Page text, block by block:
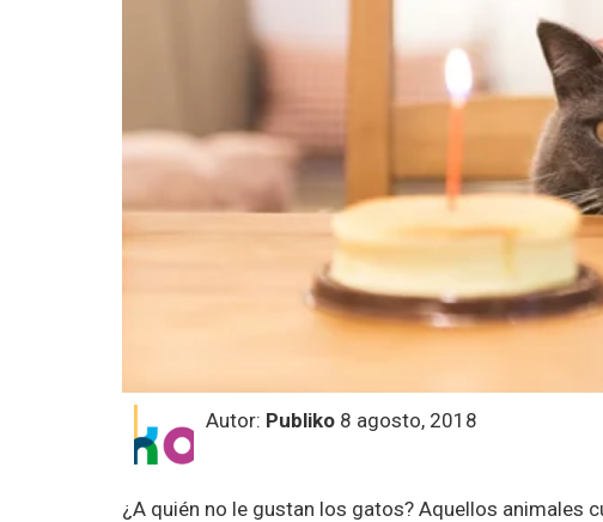
Autor: Publiko 8 agosto, 2018
¿A quién no le gustan los gatos? Aquellos animales